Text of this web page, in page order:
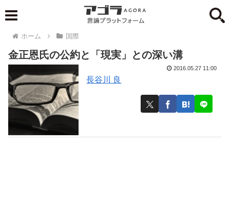
ホーム 国際
金正恩氏の公約と「現実」との深い溝
長谷川 良
2016.05.27 11:00